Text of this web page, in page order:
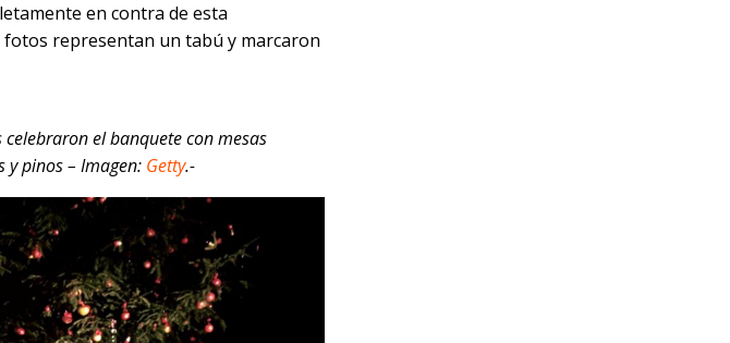
en contra de esta
representan un tabú y marcaron
el banquete con mesas
y pinos – Imagen: Getty.-